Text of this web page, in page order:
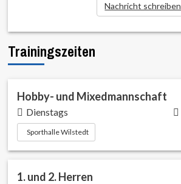
Nachricht schreiben
Trainingszeiten
Hobby- und Mixedmannschaft
Dienstags
Sporthalle Wilstedt
1. und 2. Herren